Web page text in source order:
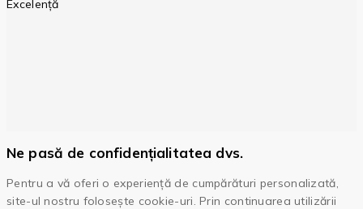
Excelență
Ne pasă de confidențialitatea dvs.
Pentru a vă oferi o experiență de cumpărături personalizată,
site-ul nostru folosește cookie-uri. Prin continuarea utilizării